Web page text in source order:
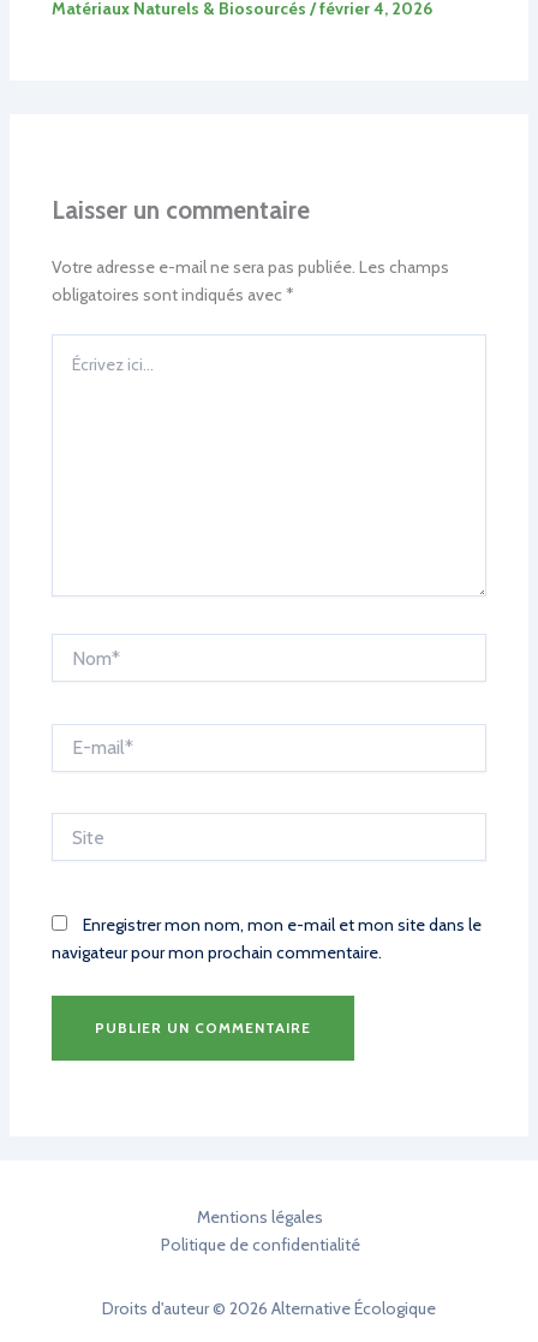
Matériaux Naturels & Biosourcés /février 4, 2026
Laisser un commentaire
Votre adresse e-mail ne sera pas publiée. Les champs
obligatoires sont indiqués avec *
ici…
mail*
Enregistrer mon nom, mon e-mail et mon site dans le
navigateur pour mon prochain commentaire.
Mentions légales
Politique de confidentialité
Droits d'auteur © 2026 Alternative Écologique